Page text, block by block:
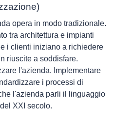
opera in modo tradizionale.
tra architettura e impianti
i clienti iniziano a richiedere
riuscite a soddisfare.
l'azienda. Implementare
i processi di
l'azienda parli il linguaggio
XXI secolo.